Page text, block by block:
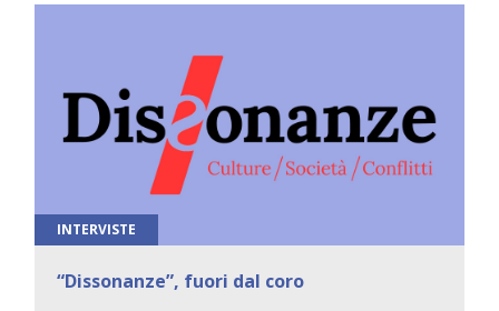
INTERVISTE
“Dissonanze”, fuori dal coro